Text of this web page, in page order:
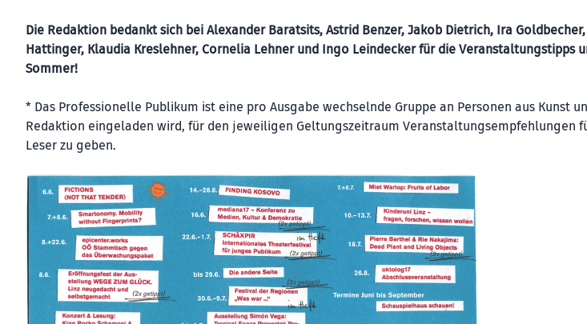
Die Redaktion bedankt sich bei Alexander Baratsits, Astrid Benzer, Jakob Dietrich, Ira
Hattinger, Klaudia Kreslehner, Cornelia Lehner und Ingo Leindecker für die Veranstaltungstipps
Sommer!
* Das Professionelle Publikum ist eine pro Ausgabe wechselnde Gruppe an Personen aus Kunst
Redaktion eingeladen wird, für den jeweiligen Geltungszeitraum Veranstaltungsempfehlungen
Leser zu geben.